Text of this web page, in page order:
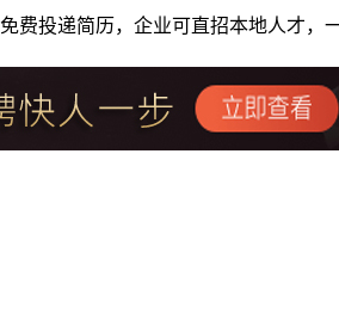
费投递简历，企业可直招本地人才，